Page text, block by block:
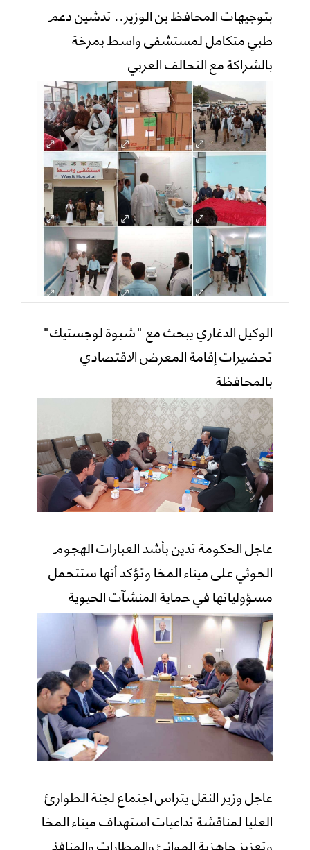
بتوجيهات المحافظ بن الوزير.. تدشين دعم
طبي متكامل لمستشفى واسط بمرخة
بالشراكة مع التحالف العربي
الوكيل الدغاري يبحث مع "شبوة لوجستيك"
تحضيرات إقامة المعرض الاقتصادي
بالمحافظة
عاجل الحكومة تدين بأشد العبارات الهجوم
الحوثي على ميناء المخا وتؤكد أنها ستتحمل
مسؤولياتها في حماية المنشآت الحيوية
عاجل وزير النقل يتراس اجتماع لجنة الطوارئ
العليا لمناقشة تداعيات استهداف ميناء المخا
وتعزيز جاهزية الموانئ والمطارات والمنافذ